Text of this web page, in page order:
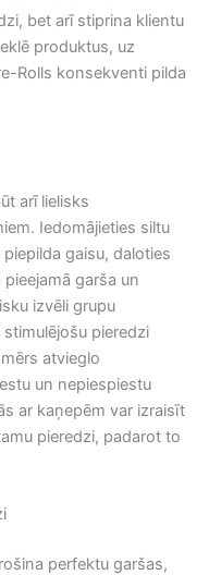
bet arī stiprina klientu
produktus, uz
Rolls konsekventi pilda
arī lielisks
Iedomājieties siltu
gaisu, daloties
garša un
izvēli grupu
pieredzi
atvieglo
un nepiespiestu
ar kaņepēm var izraisīt
pieredzi, padarot to
perfektu garšas,